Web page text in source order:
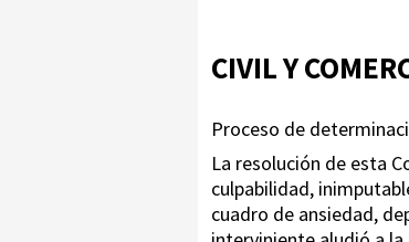
CIVIL Y
Proceso de
La resolución de esta
culpabilidad,
cuadro de ansiedad,